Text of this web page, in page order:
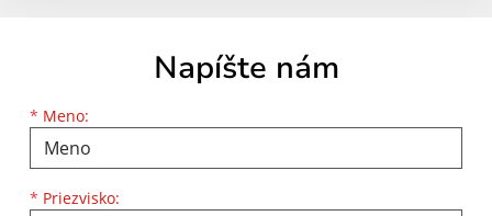
Napíšte nám
* Meno:
Meno
* Priezvisko:
Priezvisko
E-mailová adresa